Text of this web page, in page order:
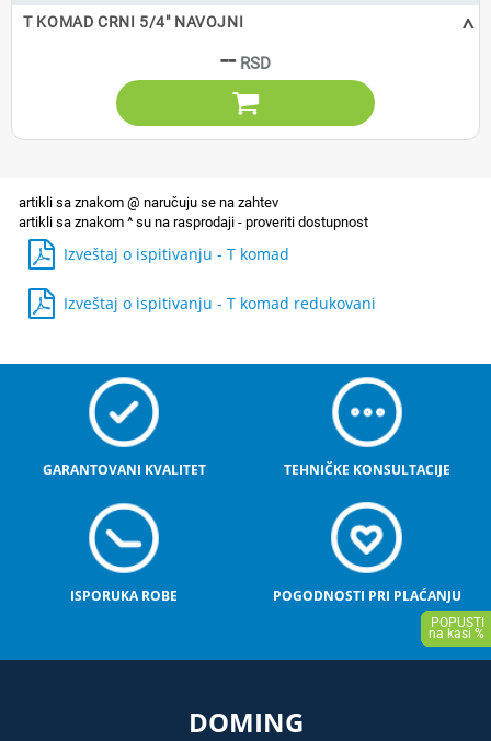
T KOMAD CRNI 5/4" NAVOJNI
--
^

Izveštaj o ispitivanju - T komad
Izveštaj o ispitivanju - T komad redukovani
GARANTOVANI KVALITET TEHNIČKE KONSULTACIJE
ISPORUKA ROBE POGODNOSTI PRI PLAĆANJU
DOMING